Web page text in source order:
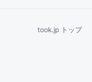
took.jp トップ